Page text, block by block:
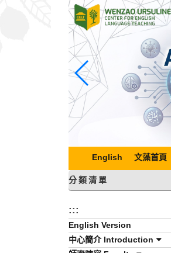
English 文藻首頁
分類清單
:::
English Version
中心簡介 Introduction